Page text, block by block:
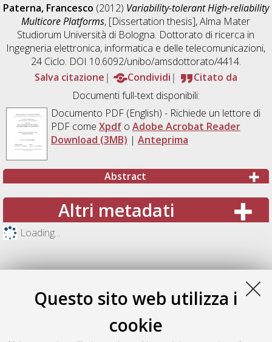
Questo sito web utilizza i
cookie
Paterna, Francesco (2012) Variability-tolerant High-reliability
Multicore Platforms, [Dissertation thesis], Alma Mater
Studiorum Università di Bologna. Dottorato di ricerca in
Ingegneria elettronica, informatica e delle telecomunicazioni,
24 Ciclo. DOI 10.6092/unibo/amsdottorato/4414.
Salva citazione
Condividi
Citato da
Documenti full-text disponibili:
Documento PDF(English) - Richiede un lettore di
PDF come Xpdfo Adobe Acrobat Reader
Download (3MB) | Anteprima
Abstract
Altri metadati
Loading...